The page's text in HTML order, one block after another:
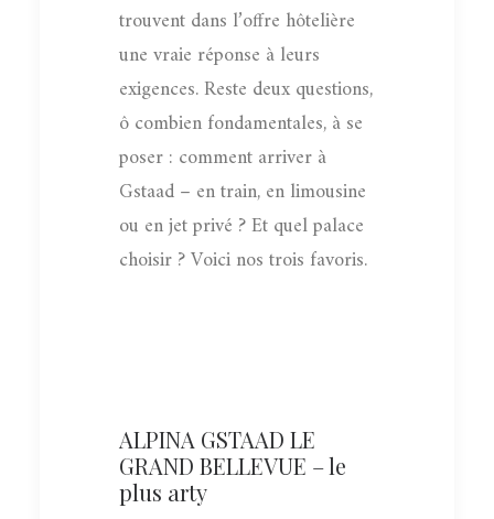
trouvent dans l’offre hôtelière
une vraie réponse à leurs
exigences. Reste deux questions,
ô combien fondamentales, à se
poser : comment arriver à
Gstaad – en train, en limousine
ou en jet privé ? Et quel palace
choisir ? Voici nos trois favoris.
ALPINA GSTAAD LE
GRAND BELLEVUE – le
plus arty